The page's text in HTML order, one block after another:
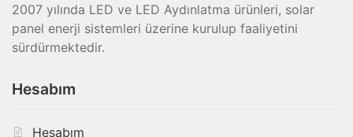
2007 yılında LED ve LED Aydınlatma ürünleri, solar
panel enerji sistemleri üzerine kurulup faaliyetini
sürdürmektedir.
Hesabım
Hesabım